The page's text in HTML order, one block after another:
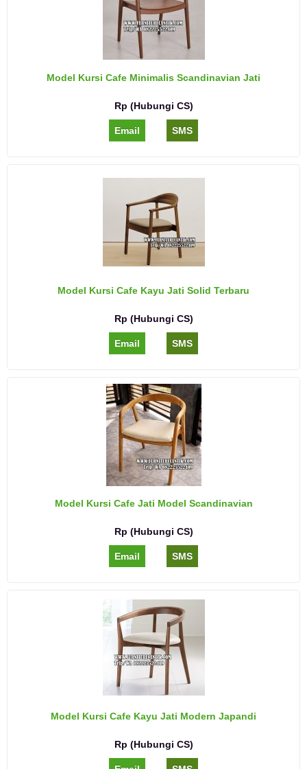
Model Kursi Cafe Minimalis Scandinavian Jati
Rp (Hubungi CS)
Email SMS
Model Kursi Cafe Kayu Jati Solid Terbaru
Rp (Hubungi CS)
Email SMS
Model Kursi Cafe Jati Model Scandinavian
Rp (Hubungi CS)
Email SMS
Model Kursi Cafe Kayu Jati Modern Japandi
Rp (Hubungi CS)